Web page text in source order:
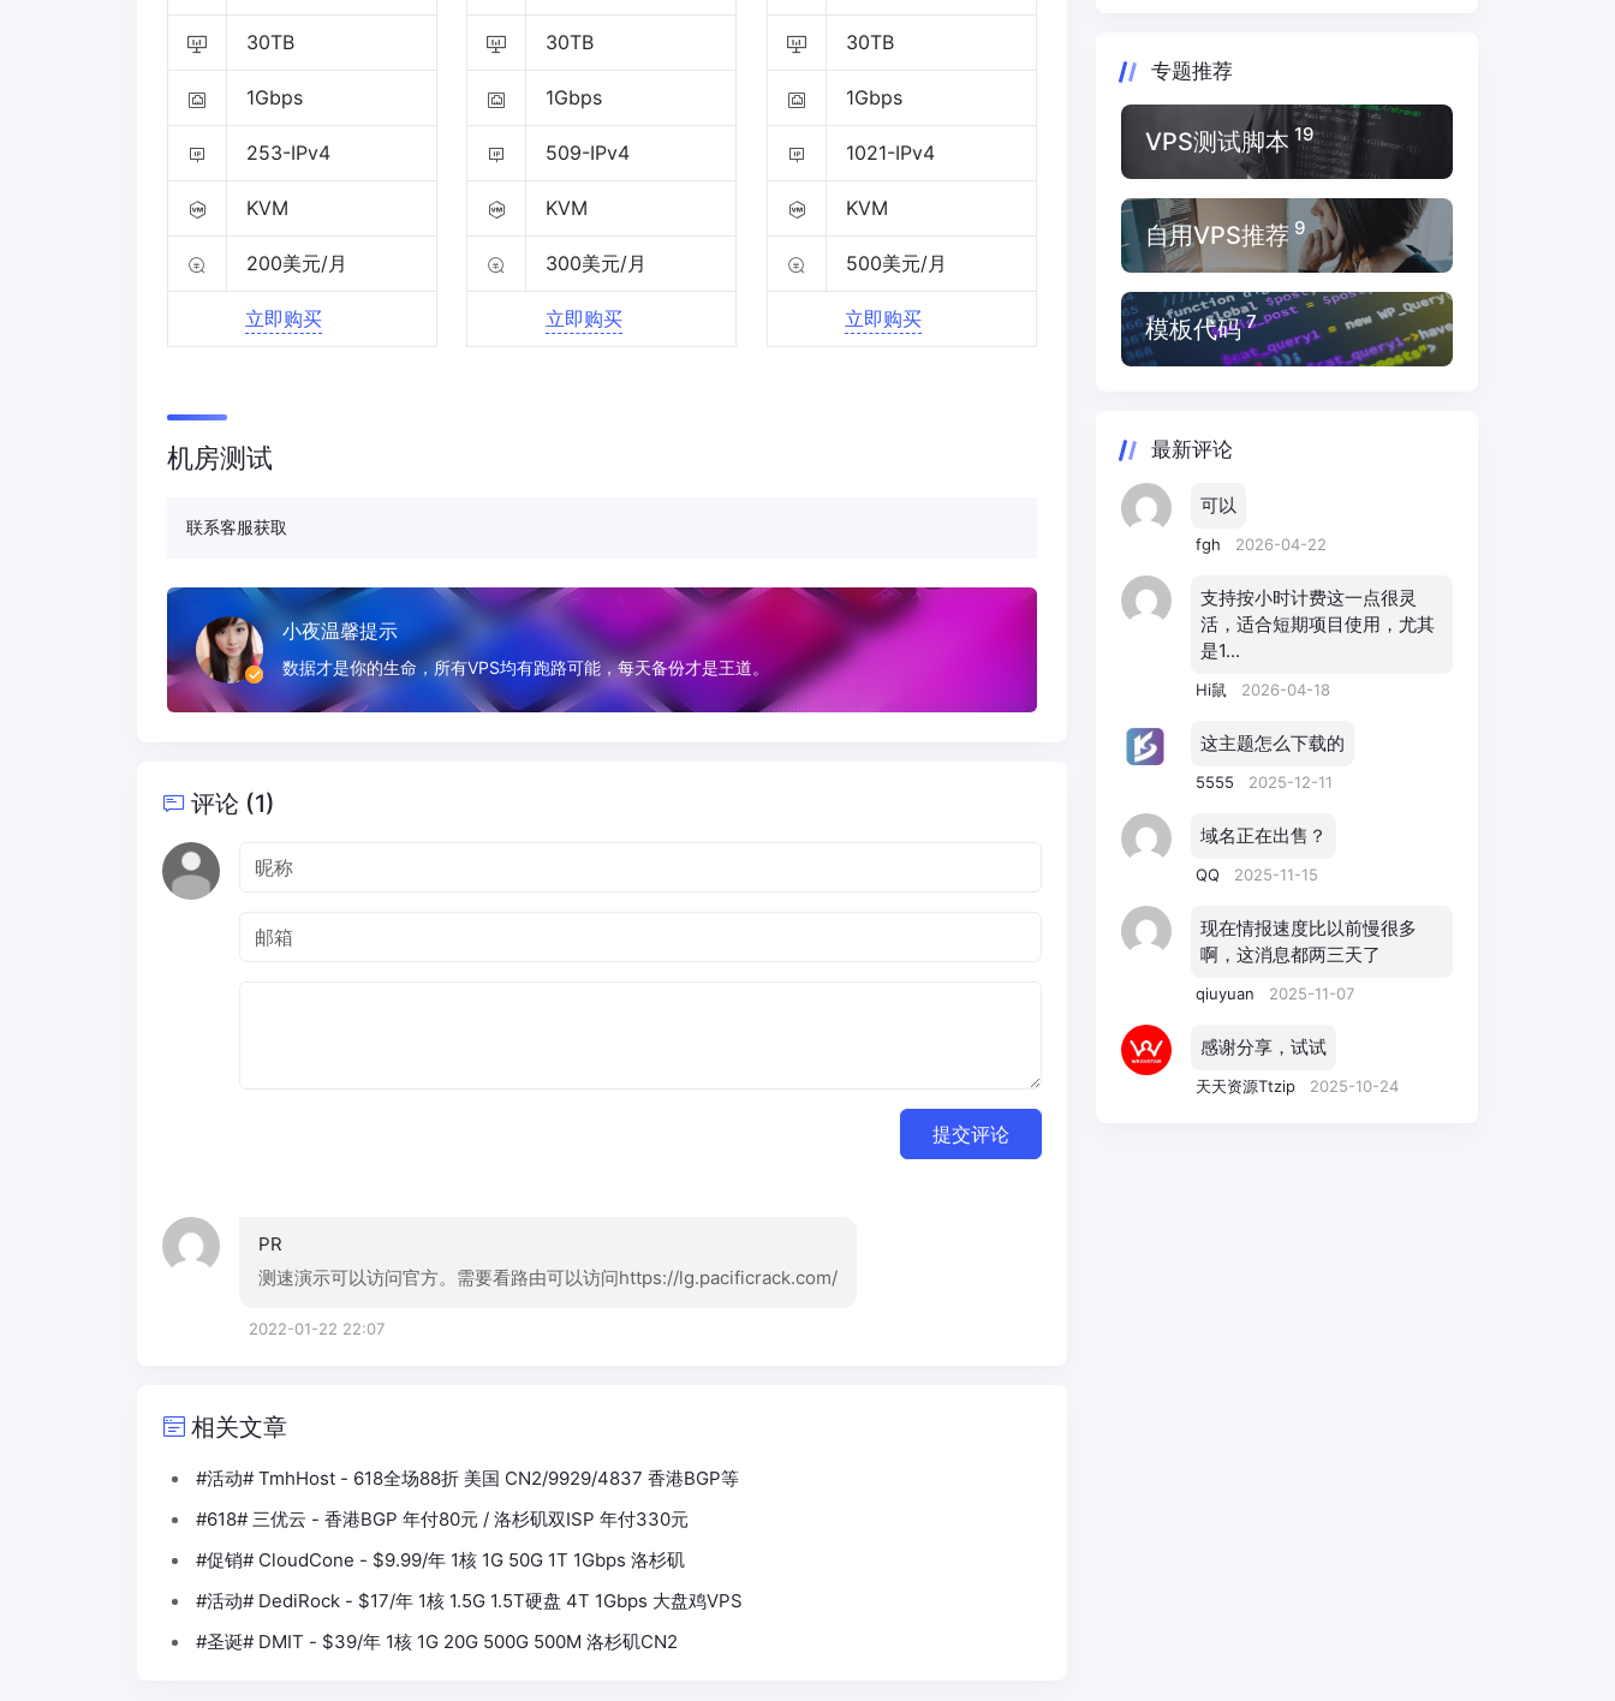
30TB
1Gbps
253-IPv4
KVM
200美元/月
立即购买
30TB
1Gbps
509-IPv4
KVM
300美元/月
立即购买
30TB
1Gbps
1021-IPv4
KVM
500美元/月
立即购买
机房测试
联系客服获取
小夜温馨提示
数据才是你的生命，所有VPS均有跑路可能，每天备份才是王道。
评论 (1)
提交评论
PR
测速演示可以访问官方。需要看路由可以访问https://lg.pacificrack.com/
2022-01-22 22:07
相关文章
#活动# TmhHost - 618全场88折 美国 CN2/9929/4837 香港BGP等
#618# 三优云 - 香港BGP 年付80元 / 洛杉矶双ISP 年付330元
#促销# CloudCone - $9.99/年 1核 1G 50G 1T 1Gbps 洛杉矶
#活动# DediRock - $17/年 1核 1.5G 1.5T硬盘 4T 1Gbps 大盘鸡VPS
#圣诞# DMIT - $39/年 1核 1G 20G 500G 500M 洛杉矶CN2
专题推荐
VPS测试脚本 19
自用VPS推荐 9
模板代码 7
最新评论
可以
fgh 2026-04-22
支持按小时计费这一点很灵
活，适合短期项目使用，尤其
是1...
Hi鼠 2026-04-18
这主题怎么下载的
5555 2025-12-11
域名正在出售？
QQ 2025-11-15
现在情报速度比以前慢很多
啊，这消息都两三天了
qiuyuan 2025-11-07
感谢分享，试试
天天资源Ttzip 2025-10-24